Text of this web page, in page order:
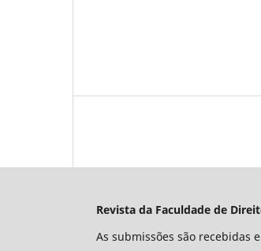
Revista da Faculdade de
As submissões são recebidas